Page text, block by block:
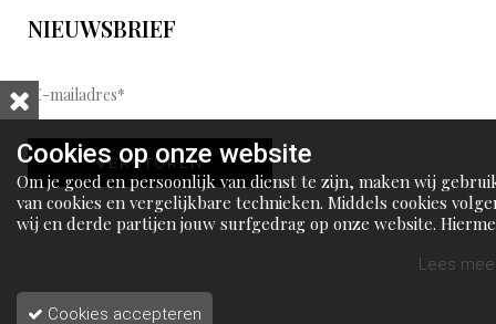
NIEUWSBRIEF
E
-
m
a
i
l
d
VERSTUREN
Cookies op onze website
Om je goed en persoonlijk van dienst te zijn, maken wij
van cookies en vergelijkbare technieken. Middels cookies
wij en derde partijen jouw surfgedrag op onze website.
Lees
Cookies accepteren